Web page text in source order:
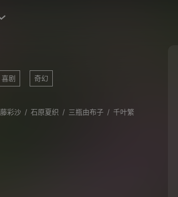
喜剧 奇幻
彩沙 / 石原夏织 / 三瓶由布子 / 千叶繁